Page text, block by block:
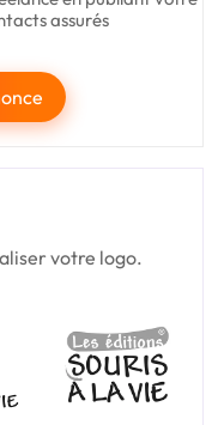
assurés
votre logo.